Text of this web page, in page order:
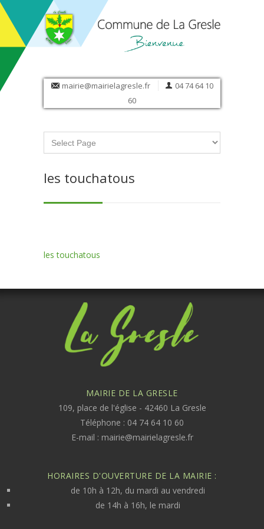
mairie@mairielagresle.fr
04 74 64 10
60
les touchatous
les touchatous
MAIRIE DE LA GRESLE
109, place de l'église - 42460 La Gresle
Téléphone : 04 74 64 10 60
E-mail : mairie@mairielagresle.fr
HORAIRES D'OUVERTURE DE LA MAIRIE :
de 10h à 12h, du mardi au vendredi
de 14h à 16h, le mardi